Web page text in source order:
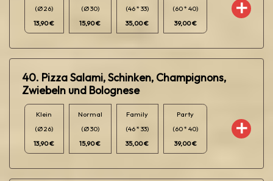
(Ø 26)
13,90 €
(Ø 30)
15,90 €
(46 * 33)
35,00 €
(60 * 40)
39,00 €
40. Pizza Salami, Schinken, Champignons,
Zwiebeln und Bolognese
Klein
(Ø 26)
13,90 €
Normal
(Ø 30)
15,90 €
Family
(46 * 33)
35,00 €
Party
(60 * 40)
39,00 €